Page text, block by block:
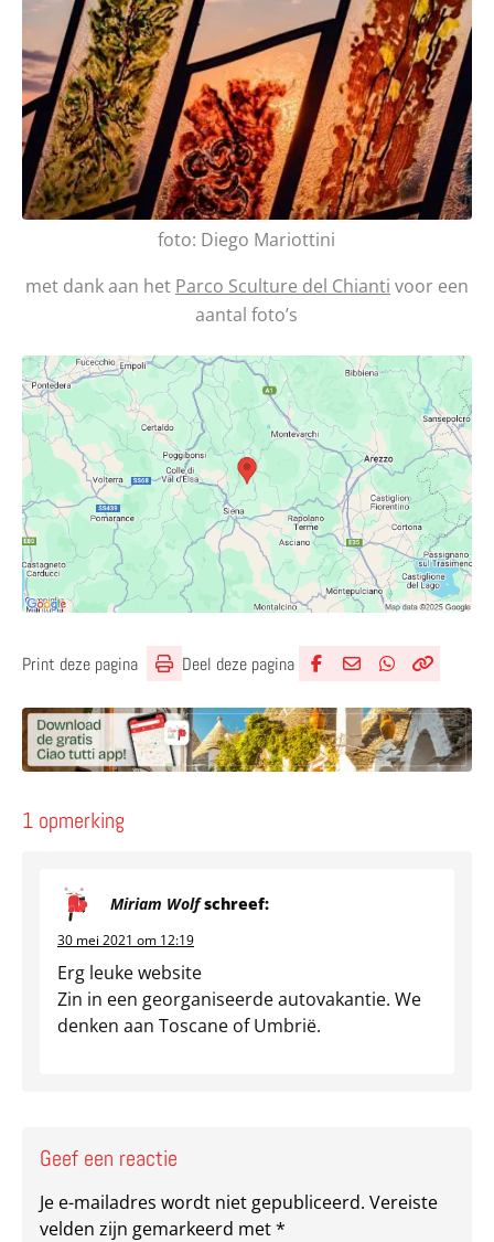
foto: Diego Mariottini
met dank aan het Parco Sculture del Chianti voor een
aantal foto’s
Print deze pagina Deel deze pagina
1 opmerking
Miriam Wolf schreef:
30 mei 2021 om 12:19
Erg leuke website
Zin in een georganiseerde autovakantie. We
denken aan Toscane of Umbrië.
Geef een reactie
Je e-mailadres wordt niet gepubliceerd. Vereiste
velden zijn gemarkeerd met*